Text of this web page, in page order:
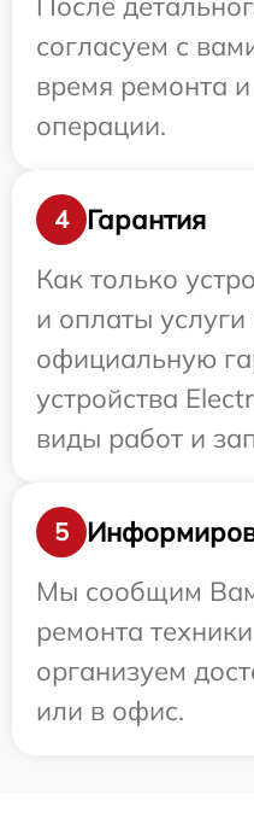
согласуем с
время ремонта
операции.
4
Гарантия
Как только
и оплаты
официальную
устройства
виды работ и
5
Мы сообщим
ремонта
организуем
или в офис.